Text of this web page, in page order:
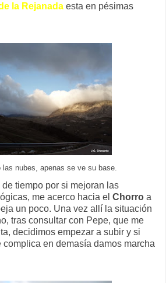
la Rejanada esta en pésimas
las nubes, apenas se ve su base.
tiempo por si mejoran las
me acerco hacia el Chorro a
un poco. Una vez allí la situación
tras consultar con Pepe, que me
decidimos empezar a subir y si
en demasía damos marcha